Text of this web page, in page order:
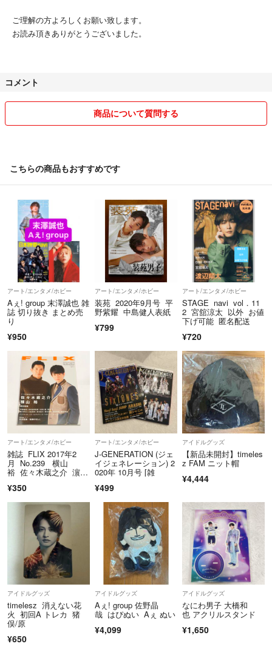
ご理解の方よろしくお願い致します。
お読み頂きありがとうございました。
コメント
商品について質問する
こちらの商品もおすすめです
アート/エンタメ/ホビー
Aぇ! group 末澤誠也 雑
誌 切り抜き まとめ売
り
¥950
アート/エンタメ/ホビー
装苑 2020年9月号 平
野紫耀 中島健人表紙
¥799
アート/エンタメ/ホビー
STAGE navi vol．11
2 宮舘涼太 以外 お値
下げ可能 匿名配送
¥720
アート/エンタメ/ホビー
雑誌 FLIX 2017年2
月 No.239 横山
裕 佐々木蔵之介 濵田
¥350
アート/エンタメ/ホビー
J-GENERATION (ジェ
イジェネレーション) 2
020年 10月号 [雑
¥499
アイドルグッズ
【新品未開封】timeles
z FAM ニット帽
¥4,444
アイドルグッズ
timelesz 消えない花
火 初回A トレカ 猪
俣/原
¥650
アイドルグッズ
Aぇ! group 佐野晶
哉 はぴぬい Aぇ ぬい
¥4,099
アイドルグッズ
なにわ男子 大橋和
也 アクリルスタンド
¥1,650